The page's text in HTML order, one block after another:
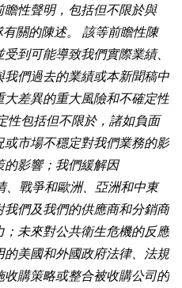
性聲明，包括但不限於與
關的陳述。 該等前瞻性陳
到可能導致我們實際業績、
們過去的業績或本新聞稿中
差異的重大風險和不確定性
性包括但不限於，諸如負面
市場不穩定對我們業務的影
影響；我們緩解因
戰爭和歐洲、亞洲和中東
們及我們的供應商和分銷商
未來對公共衛生危機的反應
美國和外國政府法律、法規
購策略或整合被收購公司的